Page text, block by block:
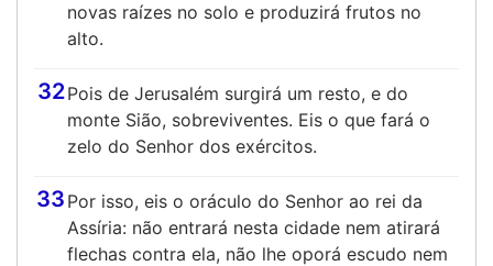
novas raízes no solo e produzirá frutos no
alto.
32Pois de Jerusalém surgirá um resto, e do
monte Sião, sobreviventes. Eis o que fará o
zelo do Senhor dos exércitos.
33 Por isso, eis o oráculo do Senhor ao rei da
Assíria: não entrará nesta cidade nem atirará
flechas contra ela, não lhe oporá escudo nem